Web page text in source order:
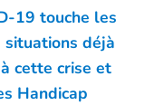
19 touche les
déjà
cette crise et
Handicap